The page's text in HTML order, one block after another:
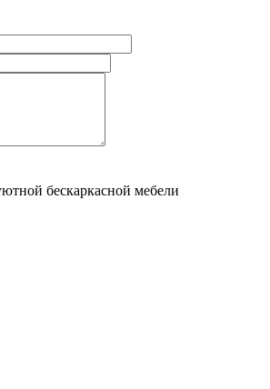
бескаркасной мебели